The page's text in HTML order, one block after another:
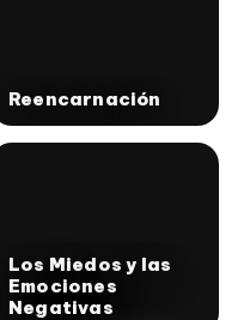
Reencarnación
Los Miedos y las
Emociones
Negativas